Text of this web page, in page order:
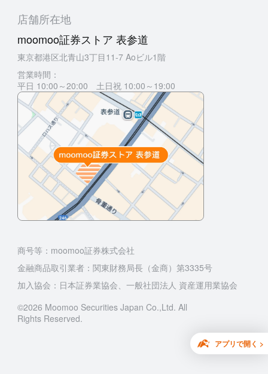
アプリで開く >
店舗所在地
moomoo証券ストア 表参道
東京都港区北青山3丁目11-7 Aoビル1階
営業時間：
平日 10:00～20:00 土日祝 10:00～19:00
商号等：moomoo証券株式会社
金融商品取引業者：関東財務局長（金商）第3335号
加入協会：日本証券業協会、一般社団法人 資産運用業協会
©2026 Moomoo Securities Japan Co.,Ltd. All
Rights Reserved.